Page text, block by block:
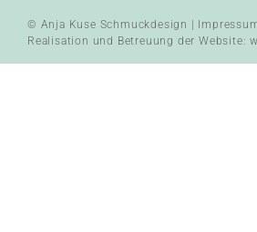
© Anja Kuse Schmuckdesign |
Realisation und Betreuung der Website: